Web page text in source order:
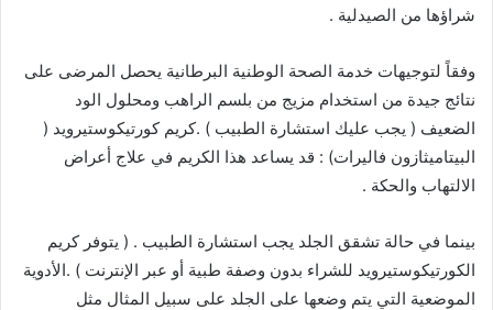
شراؤها من الصيدلية .
وفقاً لتوجيهات خدمة الصحة الوطنية البرطانية يحصل المرضى على
نتائج جيدة من استخدام مزيج من بلسم الراهب ومحلول الود
الضعيف ( يجب عليك استشارة الطبيب ) .كريم كورتيكوستيرويد (
البيتاميثازون فاليرات) : قد يساعد هذا الكريم في علاج أعراض
الالتهاب والحكة .
بينما في حالة تشقق الجلد يجب استشارة الطبيب . ( يتوفر كريم
الكورتيكوستيرويد للشراء بدون وصفة طبية أو عبر الإنترنت ) .الأدوية
الموضعية التي يتم وضعها على الجلد على سبيل المثال مثل